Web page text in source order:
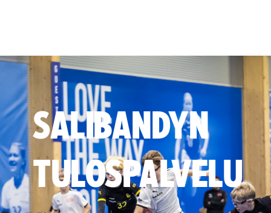
SALIBANDYN
TULOSPALVELU